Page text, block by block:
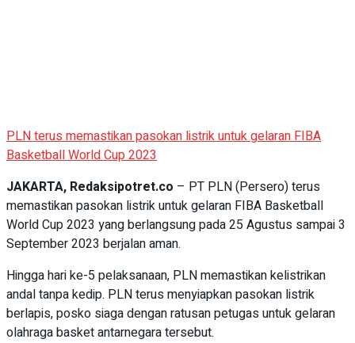
PLN terus memastikan pasokan listrik untuk gelaran FIBA
Basketball World Cup 2023
JAKARTA, Redaksipotret.co – PT PLN (Persero) terus
memastikan pasokan listrik untuk gelaran FIBA Basketball
World Cup 2023 yang berlangsung pada 25 Agustus sampai 3
September 2023 berjalan aman.
Hingga hari ke-5 pelaksanaan, PLN memastikan kelistrikan
andal tanpa kedip. PLN terus menyiapkan pasokan listrik
berlapis, posko siaga dengan ratusan petugas untuk gelaran
olahraga basket antarnegara tersebut.